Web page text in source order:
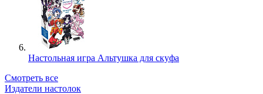
Настольная игра Альтушка для скуфа
Смотреть все
Издатели настолок